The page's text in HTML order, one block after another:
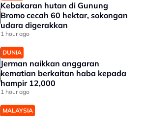
Kebakaran hutan di Gunung
Bromo cecah 60 hektar, sokongan
udara digerakkan
1 hour ago
DUNIA
Jerman naikkan anggaran
kematian berkaitan haba kepada
hampir 12,000
1 hour ago
MALAYSIA